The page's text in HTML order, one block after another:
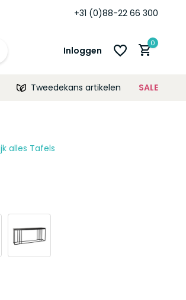
+31 (0)88-22 66 300
Inloggen
morgen
0
Tweedekans artikelen SALE
alles Tafels